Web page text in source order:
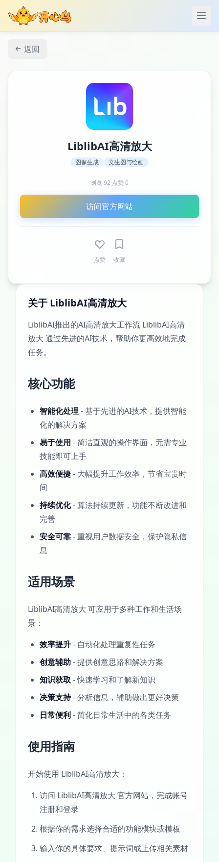
打开
返回
LiblibAI高清放大
图像生成 文生图与绘画
浏览92·点赞0
访问官方网站
点赞 收藏
关于 LiblibAI高清放大
LiblibAI推出的AI高清放大工作流 LiblibAI高清
放大 通过先进的AI技术，帮助你更高效地完成
任务。
核心功能
智能化处理 - 基于先进的AI技术，提供智能
化的解决方案
易于使用 - 简洁直观的操作界面，无需专业
技能即可上手
高效便捷- 大幅提升工作效率，节省宝贵时
间
持续优化- 算法持续更新，功能不断改进和
完善
安全可靠- 重视用户数据安全，保护隐私信
息
适用场景
LiblibAI高清放大 可应用于多种工作和生活场
景：
效率提升- 自动化处理重复性任务
创意辅助- 提供创意思路和解决方案
知识获取 - 快速学习和了解新知识
决策支持- 分析信息，辅助做出更好决策
日常便利- 简化日常生活中的各类任务
使用指南
开始使用 LiblibAI高清放大：
访问 LiblibAI高清放大 官方网站，完成账号
注册和登录
根据你的需求选择合适的功能模块或模板
输入你的具体要求、提示词或上传相关素材